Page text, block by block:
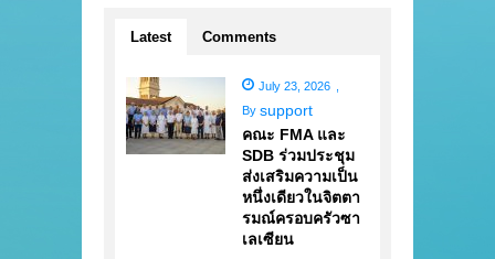
Latest Comments
July 23, 2026
By support
คณะ FMA และ
SDB ร่วมประชุม
ส่งเสริมความเป็น
หนึ่งเดียวในจิตตา
รมณ์ครอบครัวซา
เลเซียน